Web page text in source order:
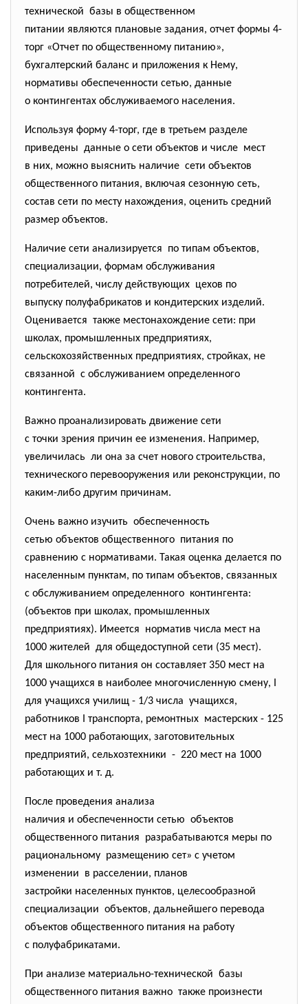
технической базы в общественном
питании являются плановые задания, отчет формы 4-
торг «Отчет по общественному питанию»,
бухгалтерский баланс и приложения к Нему,
нормативы обеспеченности сетью, данные
о контингентах обслуживаемого населения.
Используя форму 4-торг, где в третьем разделе
приведены данные о сети объектов и числе мест
в них, можно выяснить наличие сети объектов
общественного питания, включая сезонную сеть,
состав сети по месту нахождения, оценить средний
размер объектов.
Наличие сети анализируется по типам объектов,
специализации, формам обслуживания
потребителей, числу действующих цехов по
выпуску полуфабрикатов и кондитерских изделий.
Оценивается также местонахождение сети: при
школах, промышленных предприятиях,
сельскохозяйственных предприятиях, стройках, не
связанной с обслуживанием определенного
контингента.
Важно проанализировать движение сети
с точки зрения причин ее изменения. Например,
увеличилась ли она за счет нового строительства,
технического перевооружения или реконструкции, по
каким-либо другим причинам.
Очень важно изучить обеспеченность
сетью объектов общественного питания по
сравнению с нормативами. Такая оценка делается по
населенным пунктам, по типам объектов, связанных
с обслуживанием определенного контингента:
(объектов при школах, промышленных
предприятиях). Имеется норматив числа мест на
1000 жителей для общедоступной сети (35 мест).
Для школьного питания он составляет 350 мест на
1000 учащихся в наиболее многочисленную смену, I
для учащихся училищ - 1/3 числа учащихся,
работников I транспорта, ремонтных мастерских - 125
мест на 1000 работающих, заготовительных
предприятий, сельхозтехники - 220 мест на 1000
работающих и т. д.
После проведения анализа
наличия и обеспеченности сетью объектов
общественного питания разрабатываются меры по
рациональному размещению сет» с учетом
изменении в расселении, планов
застройки населенных пунктов, целесообразной
специализации объектов, дальнейшего перевода
объектов общественного питания на работу
с полуфабрикатами.
При анализе материально-технической базы
общественного питания важно также произнести